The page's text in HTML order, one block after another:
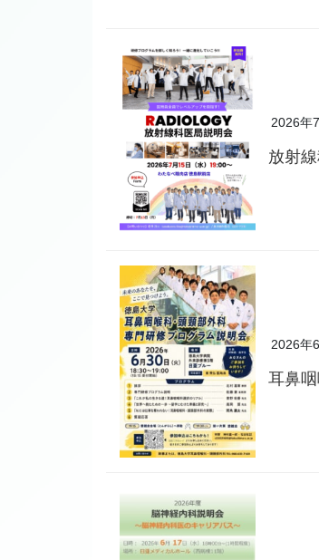
2026年
放射
2026年
耳鼻